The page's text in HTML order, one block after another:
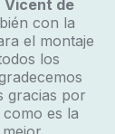
Vicent de
con la
el montaje
los
gracias por
es la